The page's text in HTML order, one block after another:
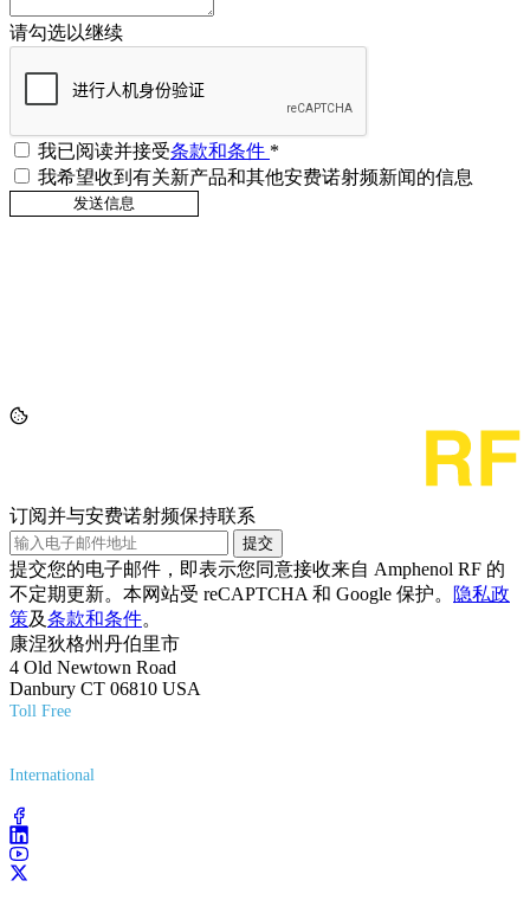
请勾选以继续
我已阅读并接受条款和条件 *
我希望收到有关新产品和其他安费诺射频新闻的信息
订阅并与安费诺射频保持联系
提交
提交您的电子邮件，即表示您同意接收来自 Amphenol RF 的
不定期更新。本网站受 reCAPTCHA 和 Google 保护。
隐私政
策及条款和条件。
康涅狄格州丹伯里市
4 Old Newtown Road
Danbury CT 06810 USA
Toll Free
International